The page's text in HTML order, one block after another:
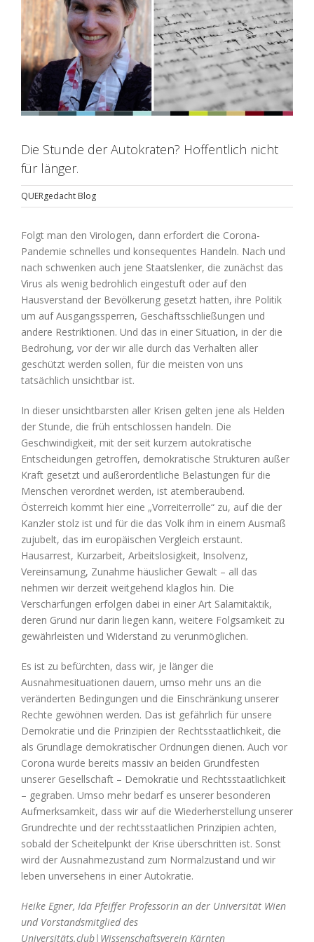
Die Stunde der Autokraten? Hoffentlich nicht
für länger.
QUERgedacht Blog
Folgt man den Virologen, dann erfordert die Corona-
Pandemie schnelles und konsequentes Handeln. Nach und
nach schwenken auch jene Staatslenker, die zunächst das
Virus als wenig bedrohlich eingestuft oder auf den
Hausverstand der Bevölkerung gesetzt hatten, ihre Politik
um auf Ausgangssperren, Geschäftsschließungen und
andere Restriktionen. Und das in einer Situation, in der die
Bedrohung, vor der wir alle durch das Verhalten aller
geschützt werden sollen, für die meisten von uns
tatsächlich unsichtbar ist.
In dieser unsichtbarsten aller Krisen gelten jene als Helden
der Stunde, die früh entschlossen handeln. Die
Geschwindigkeit, mit der seit kurzem autokratische
Entscheidungen getroffen, demokratische Strukturen außer
Kraft gesetzt und außerordentliche Belastungen für die
Menschen verordnet werden, ist atemberaubend.
Österreich kommt hier eine „Vorreiterrolle“ zu, auf die der
Kanzler stolz ist und für die das Volk ihm in einem Ausmaß
zujubelt, das im europäischen Vergleich erstaunt.
Hausarrest, Kurzarbeit, Arbeitslosigkeit, Insolvenz,
Vereinsamung, Zunahme häuslicher Gewalt – all das
nehmen wir derzeit weitgehend klaglos hin. Die
Verschärfungen erfolgen dabei in einer Art Salamitaktik,
deren Grund nur darin liegen kann, weitere Folgsamkeit zu
gewährleisten und Widerstand zu verunmöglichen.
Es ist zu befürchten, dass wir, je länger die
Ausnahmesituationen dauern, umso mehr uns an die
veränderten Bedingungen und die Einschränkung unserer
Rechte gewöhnen werden. Das ist gefährlich für unsere
Demokratie und die Prinzipien der Rechtsstaatlichkeit, die
als Grundlage demokratischer Ordnungen dienen. Auch vor
Corona wurde bereits massiv an beiden Grundfesten
unserer Gesellschaft – Demokratie und Rechtsstaatlichkeit
– gegraben. Umso mehr bedarf es unserer besonderen
Aufmerksamkeit, dass wir auf die Wiederherstellung unserer
Grundrechte und der rechtsstaatlichen Prinzipien achten,
sobald der Scheitelpunkt der Krise überschritten ist. Sonst
wird der Ausnahmezustand zum Normalzustand und wir
leben unversehens in einer Autokratie.
Heike Egner, Ida Pfeiffer Professorin an der Universität Wien
und Vorstandsmitglied des
Universitäts.club|Wissenschaftsverein Kärnten